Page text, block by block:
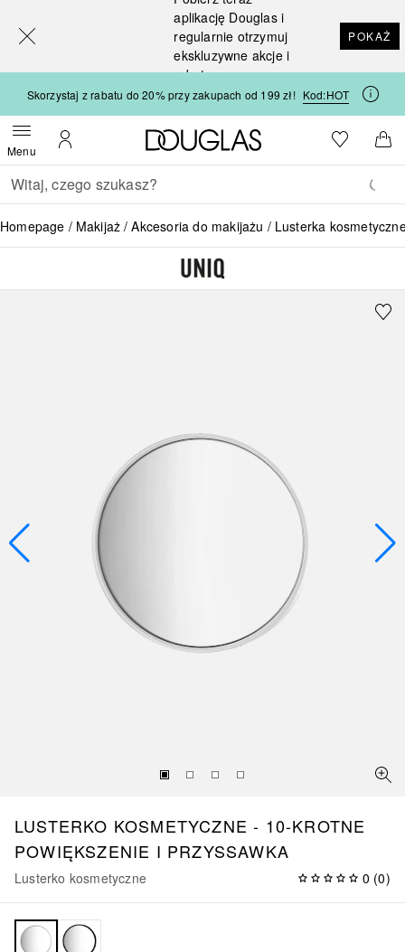
aplikację Douglas i
regularnie otrzymuj
ekskluzywne akcje i
rabaty
POKAŻ
Skorzystaj z rabatu do 20% przy zakupach od 199 zł! Kod:HOT
MenuOtwórz menuMoje konto
Strona główna Douglas
Do listyDo
Wracać
Wykonaj wyszukiwanie
Homepage Makijaż Akcesoria do makijażu Lusterka
LUSTERKO KOSMETYCZNE - 10-KROTNE
POWIĘKSZENIE I PRZYSSAWKA
Lusterko kosmetyczne 0 (0)
[navigation.slideout.screenreader]